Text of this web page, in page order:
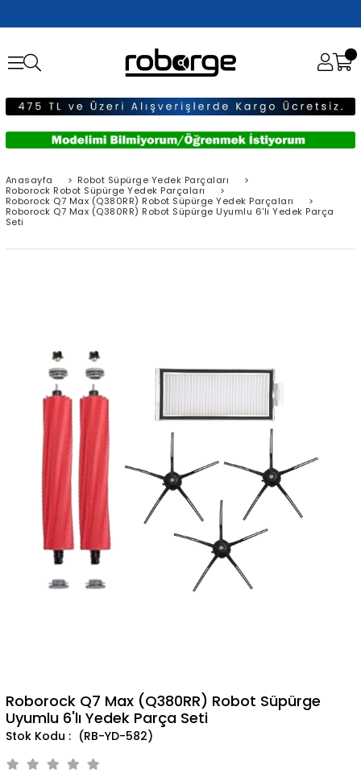
Anasayfa > Robot Süpürge Yedek Parçaları
>
Roborock Robot Süpürge Yedek Parçaları
>
Roborock Q7 Max (Q380RR) Robot Süpürge Yedek Parçaları
>
Roborock Q7 Max (Q380RR) Robot Süpürge Uyumlu 6'lı Yedek Parça
Seti
Roborock Q7 Max (Q380RR) Robot Süpürge
Uyumlu 6'lı Yedek Parça Seti
(RB-YD-582)